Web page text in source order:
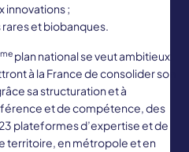
innovations ;
et biobanques.
plan national se veut ambitieux
à la France de consolider son
sa structuration et à
et de compétence, des
plateformes d’expertise et de
territoire, en métropole et en